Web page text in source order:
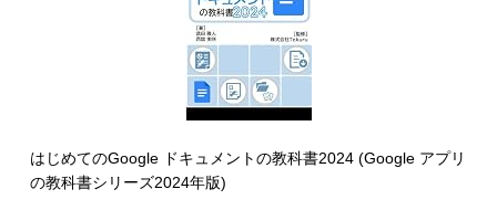
はじめてのGoogle ドキュメントの教科書2024 (Google アプリ
の教科書シリーズ2024年版)